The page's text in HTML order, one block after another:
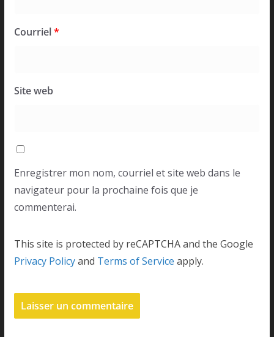
Courriel*
Site web
Enregistrer mon nom, courriel et site web dans le
navigateur pour la prochaine fois que je
commenterai.
This site is protected by reCAPTCHA and the Google
Privacy Policyand Terms of Service apply.